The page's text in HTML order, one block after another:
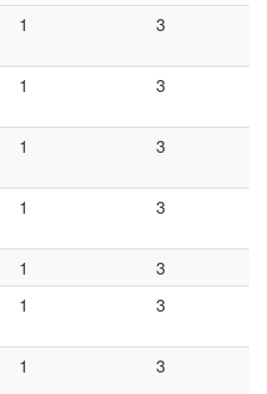
1 3
1 3
1 3
1 3
1
3
1 3
1 3